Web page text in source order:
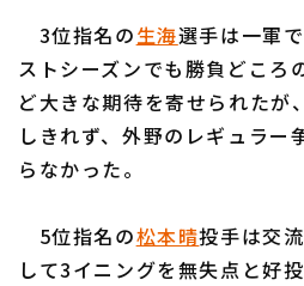
3位指名の生海選手は一軍
ストシーズンでも勝負どころ
ど大きな期待を寄せられたが
しきれず、外野のレギュラー
らなかった。
5位指名の松本晴投手は交
して3イニングを無失点と好